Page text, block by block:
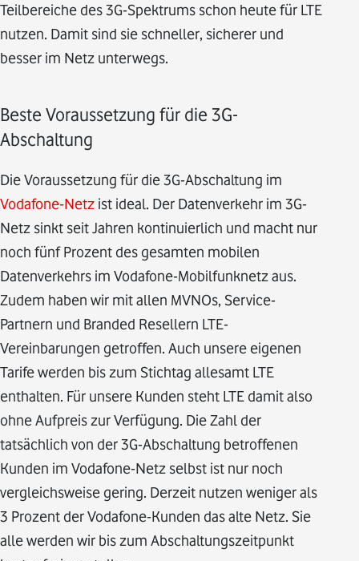
Teilbereiche des 3G-Spektrums schon heute für LTE
nutzen. Damit sind sie schneller, sicherer und
besser im Netz unterwegs.
Beste Voraussetzung für die 3G-
Abschaltung
Die Voraussetzung für die 3G-Abschaltung im
Vodafone-Netz ist ideal. Der Datenverkehr im 3G-
Netz sinkt seit Jahren kontinuierlich und macht nur
noch fünf Prozent des gesamten mobilen
Datenverkehrs im Vodafone-Mobilfunknetz aus.
Zudem haben wir mit allen MVNOs, Service-
Partnern und Branded Resellern LTE-
Vereinbarungen getroffen. Auch unsere eigenen
Tarife werden bis zum Stichtag allesamt LTE
enthalten. Für unsere Kunden steht LTE damit also
ohne Aufpreis zur Verfügung. Die Zahl der
tatsächlich von der 3G-Abschaltung betroffenen
Kunden im Vodafone-Netz selbst ist nur noch
vergleichsweise gering. Derzeit nutzen weniger als
3 Prozent der Vodafone-Kunden das alte Netz. Sie
alle werden wir bis zum Abschaltungszeitpunkt